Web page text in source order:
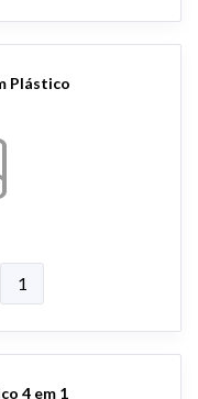
Plástico
4 em 1